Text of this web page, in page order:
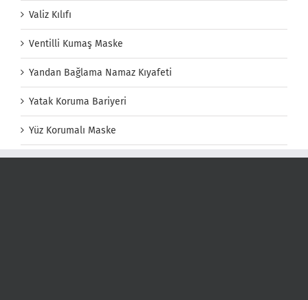
Valiz Kılıfı
Ventilli Kumaş Maske
Yandan Bağlama Namaz Kıyafeti
Yatak Koruma Bariyeri
Yüz Korumalı Maske